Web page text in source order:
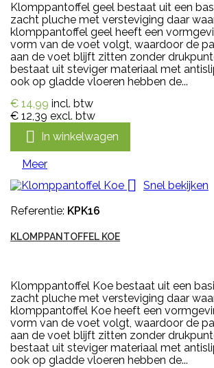
Klomppantoffel geel bestaat uit een
zacht pluche met versteviging daar
klomppantoffel geel heeft een
vorm van de voet volgt, waardoor de
aan de voet blijft zitten zonder
bestaat uit steviger materiaal met
ook op gladde vloeren hebben de...
€ 14,99 incl. btw
€ 12,39 excl. btw
 In winkelwagen
Meer

Snel bekijken
Referentie: KPK16
KLOMPPANTOFFEL KOE
Klomppantoffel Koe bestaat uit een
zacht pluche met versteviging daar
klomppantoffel Koe heeft een
vorm van de voet volgt, waardoor de
aan de voet blijft zitten zonder
bestaat uit steviger materiaal met
ook op gladde vloeren hebben de...